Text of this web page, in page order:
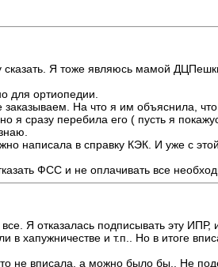
Я тоже являюсь мамой
для ортиопедии.
На что я им объяснила,
я сразу перебила его ( пусть я
написала в справку КЭК. И уже с
ФСС и не оплачивать все
отказалась подписывать эту ИПР,
хапужничестве и т.п.. Но в итоге
не вписала, а можно было бы.. Не